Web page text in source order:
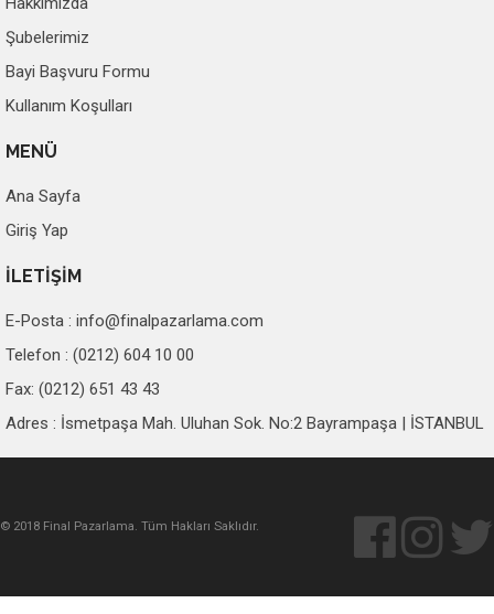
Şubelerimiz
Bayi Başvuru Formu
Kullanım Koşulları
MENÜ
Ana Sayfa
Giriş Yap
İLETİŞİM
E-Posta : info@finalpazarlama.com
Telefon : (0212) 604 10 00
Fax: (0212) 651 43 43
Adres : İsmetpaşa Mah. Uluhan Sok. No:2 Bayrampaşa | İSTANBUL
© 2018 Final Pazarlama. Tüm Hakları Saklıdır.